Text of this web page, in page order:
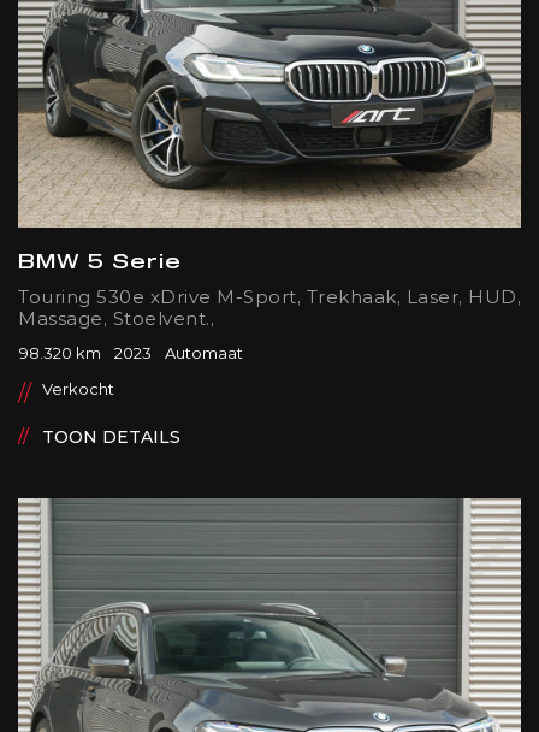
BMW 5 Serie
Touring 530e xDrive M-Sport, Trekhaak, Laser, HUD,
Massage, Stoelvent.,
98.320 km 2023
Automaat
Verkocht
TOON DETAILS